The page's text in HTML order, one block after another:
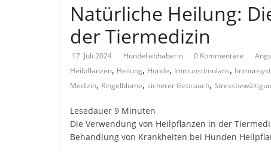
Natürliche Heilung:
der Tiermedizin
17. Juli 2024 Hundeliebhaberin 0 Kommentare
Heilpflanzen, Heilung, Hunde, Immunstimulans,
Medizin, Ringelblume, sicherer Gebrauch,
Lesedauer 9 Minuten
Die Verwendung von Heilpflanzen in der
Behandlung von Krankheiten bei Hunden